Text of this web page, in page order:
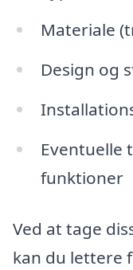
Materiale
Design og
Eventuelle
funktioner
Ved at tage
kan du lettere